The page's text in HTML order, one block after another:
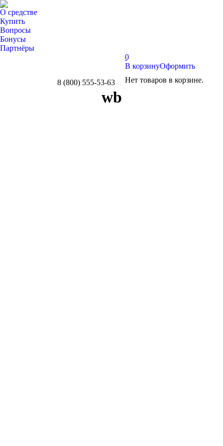
О средстве
Купить
Вопросы
Бонусы
Партнёры
Вконтакте8 (800) 555-53-63
0
В корзинуОформить
Нет товаров в корзине.
wb